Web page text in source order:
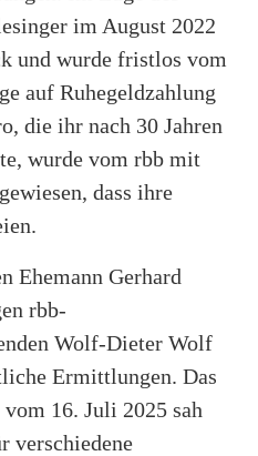
im August 2022
und wurde fristlos vom
auf Ruhegeldzahlung
die ihr nach 30 Jahren
wurde vom rbb mit
dass ihre
Ehemann Gerhard
rbb-
Wolf-Dieter Wolf
Ermittlungen. Das
16. Juli 2025 sah
verschiedene